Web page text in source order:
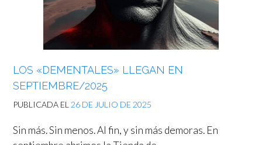
LOS «DEMENTALES» LLEGAN EN
SEPTIEMBRE/2025
PUBLICADA EL 26 DE JULIO DE 2025
Sin más. Sin menos. Al fin, y sin más demoras. En